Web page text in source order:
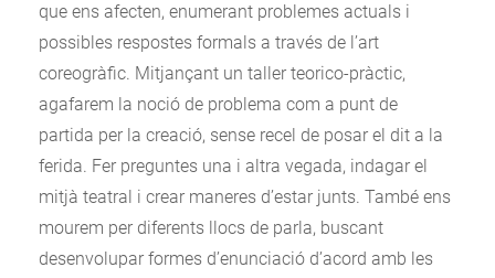
que ens afecten, enumerant problemes actuals i
possibles respostes formals a través de l’art
coreogràfic. Mitjançant un taller teorico-pràctic,
agafarem la noció de problema com a punt de
partida per la creació, sense recel de posar el dit a la
ferida. Fer preguntes una i altra vegada, indagar el
mitjà teatral i crear maneres d’estar junts. També ens
mourem per diferents llocs de parla, buscant
desenvolupar formes d’enunciació d’acord amb les